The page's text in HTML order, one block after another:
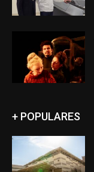
+ POPULARES